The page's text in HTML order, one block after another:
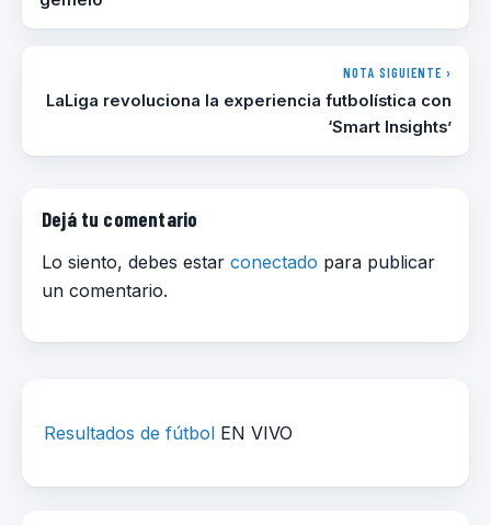
NOTA SIGUIENTE ›
LaLiga revoluciona la experiencia futbolística con
‘Smart Insights’
Dejá tu comentario
Lo siento, debes estar conectado para publicar
un comentario.
Resultados de fútbol EN VIVO